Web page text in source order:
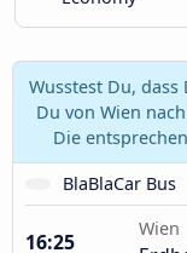
Wusstest Du, dass
Du von Wien
Die
BlaBlaCar Bus
16:25
Wien